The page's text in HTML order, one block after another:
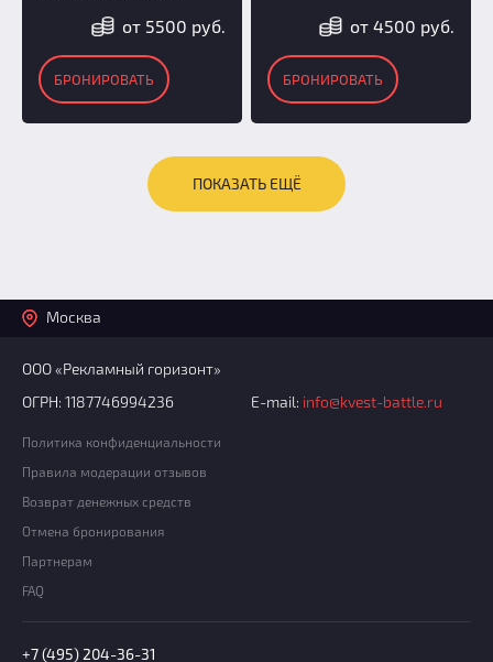
от 5500 руб.
БРОНИРОВАТЬ
от 4500 руб.
БРОНИРОВАТЬ
ПОКАЗАТЬ ЕЩЁ
Москва
ООО «Рекламный горизонт»
ОГРН: 1187746994236
E-mail: info@kvest-battle.ru
Политика конфиденциальности
Правила модерации отзывов
Возврат денежных средств
Отмена бронирования
Партнерам
FAQ
+7 (495) 204-36-31